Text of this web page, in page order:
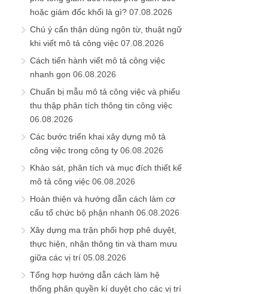
hoặc giám đốc khối là gì? 07.08.2026
Chú ý cẩn thận dùng ngôn từ, thuật ngữ
khi viết mô tả công việc 07.08.2026
Cách tiến hành viết mô tả công việc
nhanh gọn 06.08.2026
Chuẩn bị mẫu mô tả công việc và phiếu
thu thập phân tích thông tin công việc
06.08.2026
Các bước triển khai xây dựng mô tả
công việc trong công ty 06.08.2026
Khảo sát, phân tích và mục đích thiết kế
mô tả công việc 06.08.2026
Hoàn thiện và hướng dẫn cách làm cơ
cấu tổ chức bộ phận nhanh 06.08.2026
Xây dựng ma trận phối hợp phê duyệt,
thực hiện, nhận thông tin và tham mưu
giữa các vị trí 05.08.2026
Tổng hợp hướng dẫn cách làm hệ
thống phân quyền kí duyệt cho các vị trí